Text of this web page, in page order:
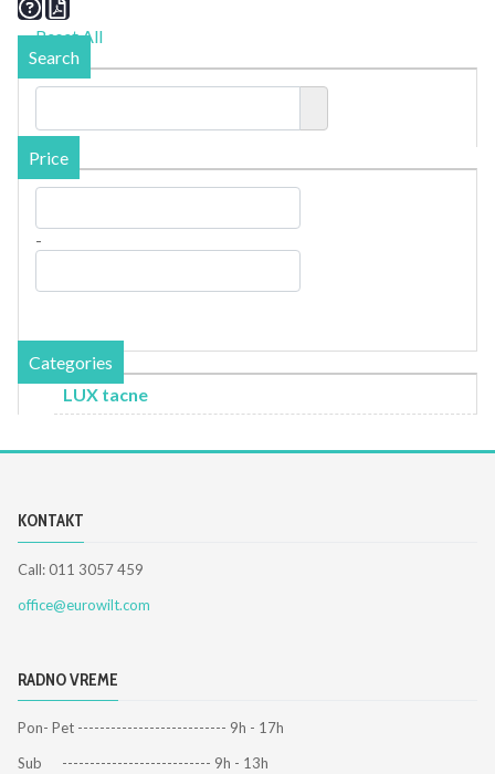
Reset All
Search
Price
-
Categories
LUX tacne
KONTAKT
Call: 011 3057 459
office@eurowilt.com
RADNO VREME
Pon- Pet --------------------------- 9h - 17h
Sub --------------------------- 9h - 13h